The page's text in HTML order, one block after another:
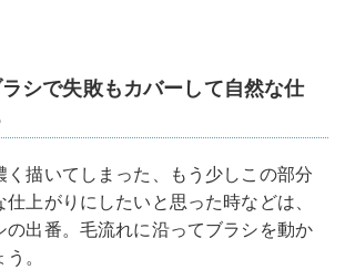
シで失敗もカバーして自然な仕
く描いてしまった、もう少しこの部分
上がりにしたいと思った時などは、
の出番。毛流れに沿ってブラシを動か
。